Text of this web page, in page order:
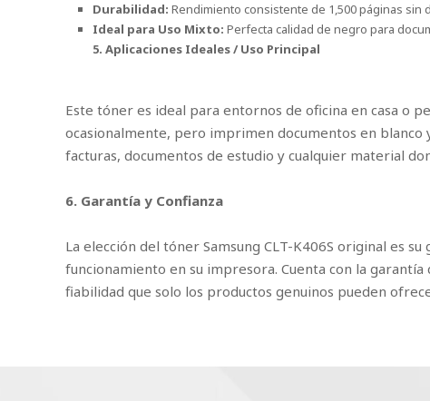
Durabilidad: Rendimiento consistente de 1,500 páginas sin
Ideal para Uso Mixto: Perfecta calidad de negro para
5. Aplicaciones Ideales / Uso Principal
Este tóner es ideal para entornos de oficina en casa o
ocasionalmente, pero imprimen documentos en
facturas, documentos de estudio y cualquier material
6. Garantía y Confianza
La elección del tóner Samsung CLT-K406S original es
funcionamiento en su impresora. Cuenta con la
fiabilidad que solo los productos genuinos pueden